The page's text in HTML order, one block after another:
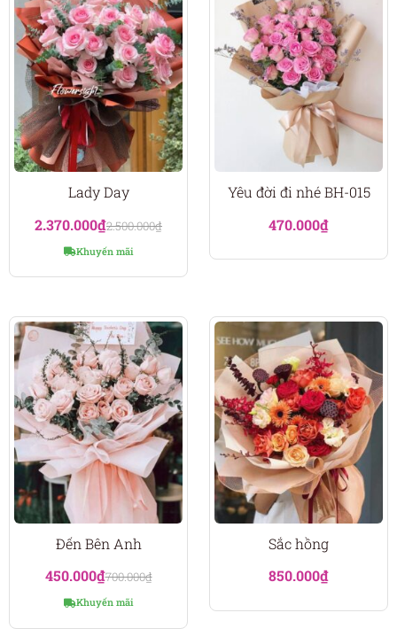
Lady Day
2.370.000₫2.500.000₫
Khuyến mãi
Yêu đời đi nhé BH-015
470.000₫
Đến Bên Anh
450.000₫700.000₫
Khuyến mãi
Sắc hồng
850.000₫